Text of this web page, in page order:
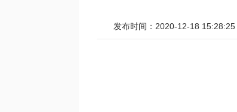
发布时间：2020-12-18 15:28:25